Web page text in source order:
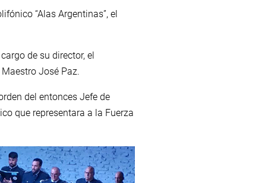
“Alas Argentinas”, el
de su director, el
José Paz.
del entonces Jefe de
que representara a la Fuerza